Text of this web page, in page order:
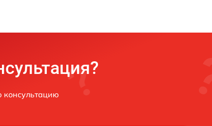
консультацию